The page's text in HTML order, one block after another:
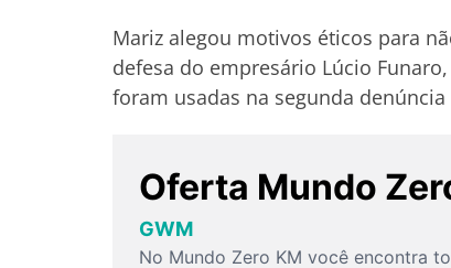
Mariz alegou motivos éticos para
defesa do empresário Lúcio
foram usadas na segunda